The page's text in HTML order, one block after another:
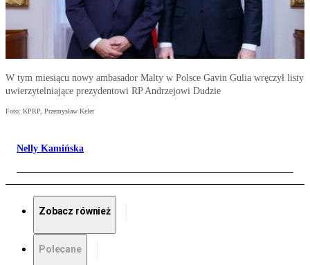
W tym miesiącu nowy ambasador Malty w Polsce Gavin Gulia wręczył listy
uwierzytelniające prezydentowi RP Andrzejowi Dudzie
Foto: KPRP, Przemysław Keler
Nelly Kamińska
Zobacz również
Polecane